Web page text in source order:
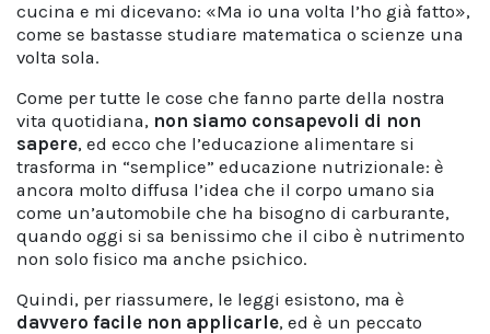
cucina e mi dicevano: «Ma io una volta l’ho già fatto»,
come se bastasse studiare matematica o scienze una
volta sola.
Come per tutte le cose che fanno parte della nostra
vita quotidiana, non siamo consapevoli di non
sapere, ed ecco che l’educazione alimentare si
trasforma in “semplice” educazione nutrizionale: è
ancora molto diffusa l’idea che il corpo umano sia
come un’automobile che ha bisogno di carburante,
quando oggi si sa benissimo che il cibo è nutrimento
non solo fisico ma anche psichico.
Quindi, per riassumere, le leggi esistono, ma è
davvero facile non applicarle, ed è un peccato